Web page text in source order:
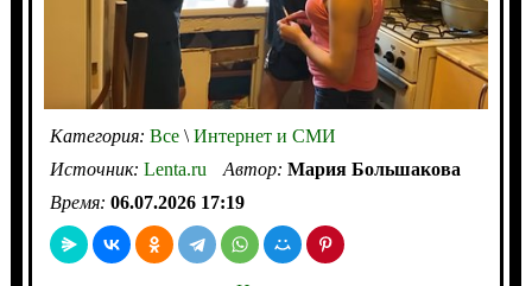
Категория: Все\Интернет и СМИ
Источник: Lenta.ru Автор: Мария Большакова
Время: 06.07.2026 17:19